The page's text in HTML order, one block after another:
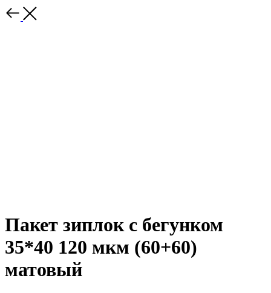
Пакет зиплок с бегунком
35*40 120 мкм (60+60)
матовый